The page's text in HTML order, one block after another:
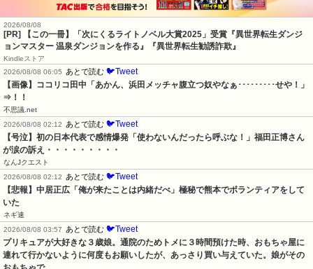
2026/08/08
[PR] 【この一冊】「次にくるライトノベル大賞2025」受賞『異世界転生ダンジ
ョンマスター 温泉ダンジョンを作る』『異世界転生勧誘詐欺』
Kindleストア
2026/08/08 06:05
あとで読む 🐦Tweet
【画像】ココリコ田中「あかん、浜田メッチャ腹立つ奴やなぁ･････････せや！」
⇒！！
不思議.net
2026/08/08 02:12
あとで読む 🐦Tweet
【号泣】初の日本代表で感情爆発「使わないんだったら呼ぶな！」福田正博さん
が涙の訴え・・・・・・・・・
なんJクエスト
2026/08/08 02:12
あとで読む 🐦Tweet
【悲報】中居正広「俺が来たことは内緒だべ」極秘で熊本でボランティアをして
いた
ネギ速
2026/08/08 03:57
あとで読む 🐦Tweet
プリキュアが大好きな３歳娘。通院のためトメに３時間預けた時、おもちゃ屋に
連れて行かないように何度もお願いしたが、あっさり買い与えていた。娘がその